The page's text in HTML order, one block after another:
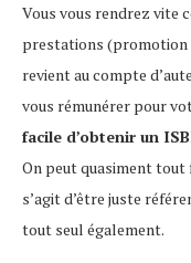
Vous vous rendrez vite
prestations (promotion
revient au compte
vous rémunérer pour
facile d’obtenir un
On peut quasiment
s’agit d’être juste
tout seul également.